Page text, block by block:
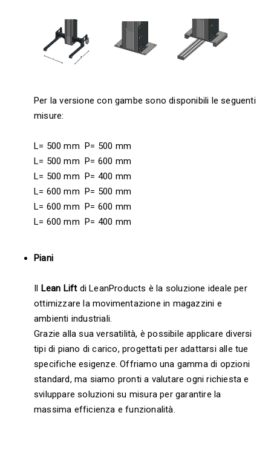
Per la versione con gambe sono disponibili le seguenti
misure:
L= 500 mm P= 500 mm
L= 500 mm P= 600 mm
L= 500 mm P= 400 mm
L= 600 mm P= 500 mm
L= 600 mm P= 600 mm
L= 600 mm P= 400 mm
Piani
Lean Liftdi LeanProducts è la soluzione ideale per
ottimizzare la movimentazione in magazzini e
ambienti industriali.
Grazie alla sua versatilità, è possibile applicare diversi
tipi di piano di carico, progettati per adattarsi alle tue
specifiche esigenze. Offriamo una gamma di opzioni
standard, ma siamo pronti a valutare ogni richiesta e
sviluppare soluzioni su misura per garantire la
massima efficienza e funzionalità.